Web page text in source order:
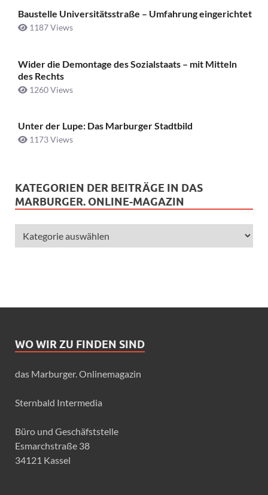
Baustelle Universitätsstraße ­– Umfahrung eingerichtet
1187 Views
Wider die Demontage des Sozialstaats – mit Mitteln
des Rechts
1260 Views
Unter der Lupe: Das Marburger Stadtbild
1173 Views
KATEGORIEN DER BEITRÄGE IN DAS
MARBURGER. ONLINE-MAGAZIN
WO WIR ZU FINDEN SIND
das Marburger. Onlinemagazin
Sternbald Intermedia
Büro und Geschäfststelle
Esmarchstraße 38
34121 Kassel